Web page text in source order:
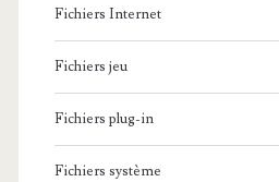
Fichiers Internet
Fichiers jeu
Fichiers plug-in
Fichiers système